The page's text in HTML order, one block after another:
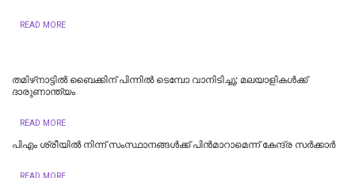
READ MORE
തമിഴ്‌നാട്ടില്‍ ബൈക്കിന് പിന്നില്‍ ടെമ്പോ വാനിടിച്ചു; മലയാളികള്‍ക്ക്
ദാരുണാന്ത്യം
READ MORE
പിഎം ശ്രീയില്‍ നിന്ന് സംസ്ഥാനങ്ങള്‍ക്ക് പിന്‍മാറാമെന്ന് കേന്ദ്ര സര്‍ക്കാര്‍
READ MORE